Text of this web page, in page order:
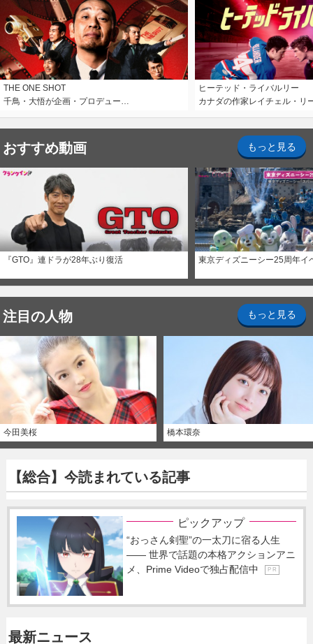
THE ONE SHOT
千鳥・大悟が企画・プロデュー…
ヒーテッド・ライバルリー
カナダの作家レイチェル・リ
おすすめ動画 もっと見る
『GTO』連ドラが28年ぶり復活 東京ディズニーシー25周年イ
注目の人物 もっと見る
今田美桜 橋本環奈
【総合】今読まれている記事
ピックアップ
“おっさん剣聖”の一太刀に宿る人生
―― 世界で話題の本格アクションアニ
メ、Prime Videoで独占配信中
P R
最新ニュース